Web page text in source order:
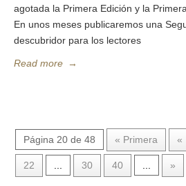
agotada la Primera Edición y la
En unos meses publicaremos una
descubridor para los lectores
Read more →
Página 20 de 48 « Primera «
22 30 40 »